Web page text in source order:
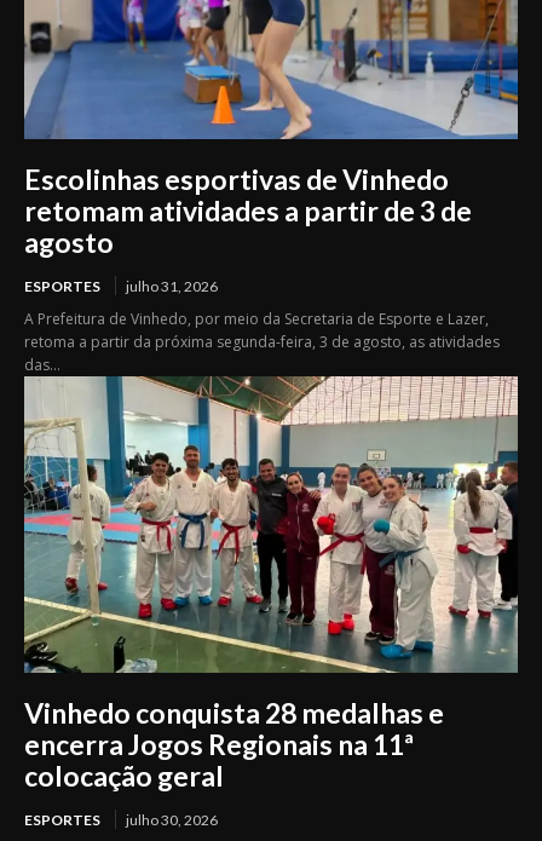
Escolinhas esportivas de Vinhedo
retomam atividades a partir de 3 de
agosto
ESPORTES julho 31, 2026
A Prefeitura de Vinhedo, por meio da Secretaria de Esporte e Lazer,
retoma a partir da próxima segunda-feira, 3 de agosto, as atividades
das...
Vinhedo conquista 28 medalhas e
encerra Jogos Regionais na 11ª
colocação geral
ESPORTES julho 30, 2026